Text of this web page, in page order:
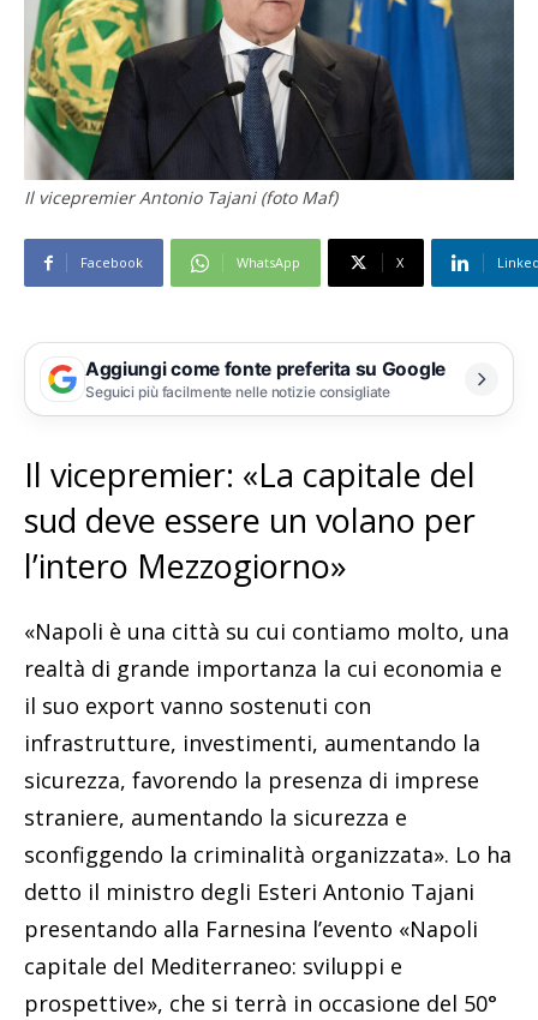
Il vicepremier Antonio Tajani (foto Maf)
Facebook WhatsApp X
Aggiungi come fonte preferita su Google
Seguici più facilmente nelle notizie consigliate
Il vicepremier: «La capitale del
sud deve essere un volano per
l’intero Mezzogiorno»
«Napoli è una città su cui contiamo molto, una
realtà di grande importanza la cui economia e
il suo export vanno sostenuti con
infrastrutture, investimenti, aumentando la
sicurezza, favorendo la presenza di imprese
straniere, aumentando la sicurezza e
sconfiggendo la criminalità organizzata». Lo ha
detto il ministro degli Esteri Antonio Tajani
presentando alla Farnesina l’evento «Napoli
capitale del Mediterraneo: sviluppi e
prospettive», che si terrà in occasione del 50°